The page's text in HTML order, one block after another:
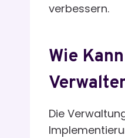
verbessern.
Wie
Die